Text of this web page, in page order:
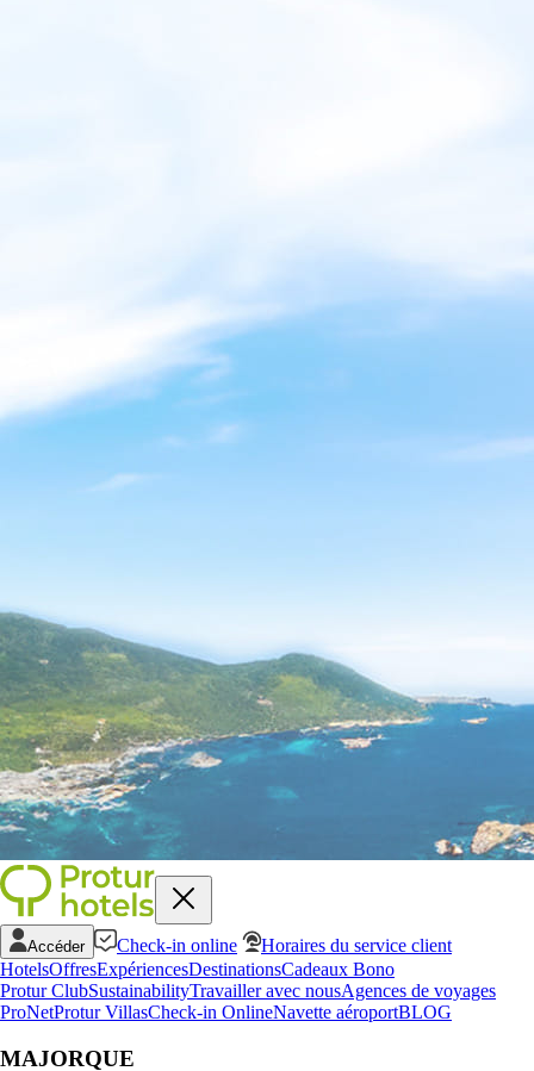
Accéder Check-in online
Horaires du service client
HotelsOffresExpériencesDestinationsCadeaux Bono
Protur ClubSustainabilityTravailler avec nousAgences de voyages
ProNetProtur VillasCheck-in OnlineNavette aéroportBLOG
MAJORQUE